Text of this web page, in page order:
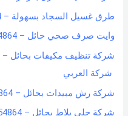
طرق غسيل السجاد بسهولة – 0551154864- شركة العربي
وايت صرف صحي حائل – 0551154864 اتصل بنا – شركة العربي
شركة العربي
شركة رش مبيدات بحائل – 0551154864 اتصل بنا – شركة العربي
شركة جلي بلاط بحائل – 0551154864 – اتصل بنا – شركة العربي